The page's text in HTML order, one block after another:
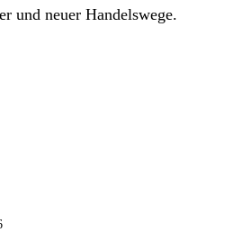
und neuer Handelswege.